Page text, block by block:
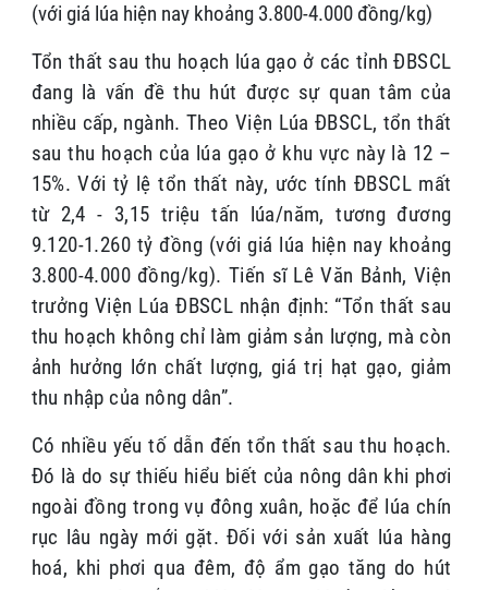
(với giá lúa hiện nay khoảng 3.800-4.000 đồng/kg)
Tổn thất sau thu hoạch lúa gạo ở các tỉnh ĐBSCL
đang là vấn đề thu hút được sự quan tâm của
nhiều cấp, ngành. Theo Viện Lúa ĐBSCL, tổn thất
sau thu hoạch của lúa gạo ở khu vực này là 12 –
15%. Với tỷ lệ tổn thất này, ước tính ĐBSCL mất
từ 2,4 - 3,15 triệu tấn lúa/năm, tương đương
9.120-1.260 tỷ đồng (với giá lúa hiện nay khoảng
3.800-4.000 đồng/kg). Tiến sĩ Lê Văn Bảnh, Viện
trưởng Viện Lúa ĐBSCL nhận định: “Tổn thất sau
thu hoạch không chỉ làm giảm sản lượng, mà còn
ảnh hưởng lớn chất lượng, giá trị hạt gạo, giảm
thu nhập của nông dân”.
Có nhiều yếu tố dẫn đến tổn thất sau thu hoạch.
Đó là do sự thiếu hiểu biết của nông dân khi phơi
ngoài đồng trong vụ đông xuân, hoặc để lúa chín
rục lâu ngày mới gặt. Đối với sản xuất lúa hàng
hoá, khi phơi qua đêm, độ ẩm gạo tăng do hút